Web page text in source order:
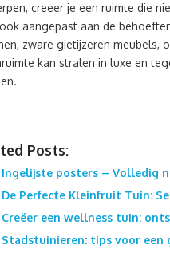
creeer je een ruimte die
aangepast aan de
zware gietijzeren meubels,
kan stralen in luxe en
Posts:
Ingelijste posters – Volledig
De Perfecte Kleinfruit Tuin:
Creëer een wellness tuin:
Stadstuinieren: tips voor een